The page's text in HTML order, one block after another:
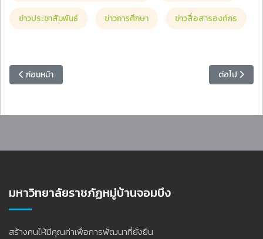
ข่าวประชาสัมพันธ์ ข่าวการศึกษา ข่าวสื่อสารองค์กร
เนื้อหาก่อนหน้า: ประกาศรายชื่อผู้ผ่านการคัดเลือก และแจ้งกำหนดการร
ก่อนหน้า เนื้อหาถัดไ
ต่อไป
มหาวิทยาลัยราชภัฏหมู่บ้านจอมบึง
สร้างคนให้มีคุณค่าเพื่อการพัฒนาที่ยั่งยืน